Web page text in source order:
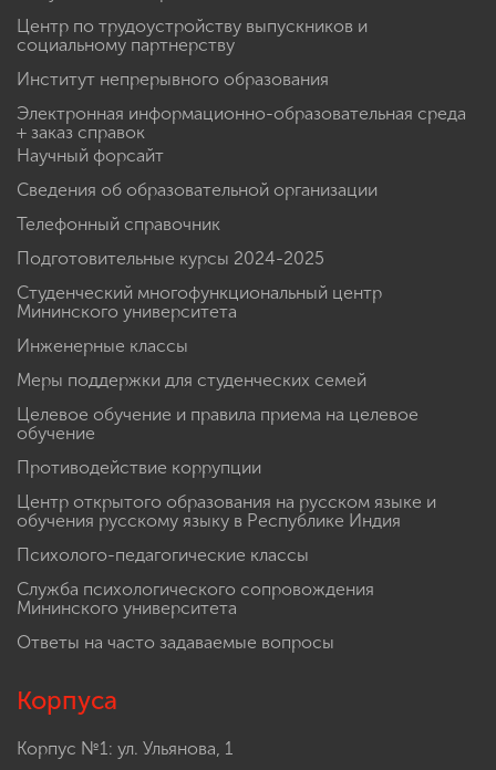
Центр по трудоустройству выпускников и
социальному партнерству
Институт непрерывного образования
Электронная информационно-образовательная среда
+ заказ справок
Научный форсайт
Сведения об образовательной организации
Телефонный справочник
Подготовительные курсы 2024-2025
Студенческий многофункциональный центр
Мининского университета
Инженерные классы
Меры поддержки для студенческих семей
Целевое обучение и правила приема на целевое
обучение
Противодействие коррупции
Центр открытого образования на русском языке и
обучения русскому языку в Республике Индия
Психолого-педагогические классы
Служба психологического сопровождения
Мининского университета
Ответы на часто задаваемые вопросы
Корпуса
Корпус №1: ул. Ульянова, 1